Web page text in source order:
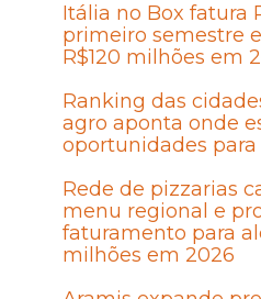
Itália no Box fatura
primeiro semestre
R$120 milhões em
Ranking das
agro aponta onde
oportunidades
Rede de pizzarias
menu regional e
faturamento para
milhões em 2026